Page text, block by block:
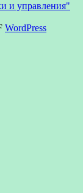
и управления"
WordPress